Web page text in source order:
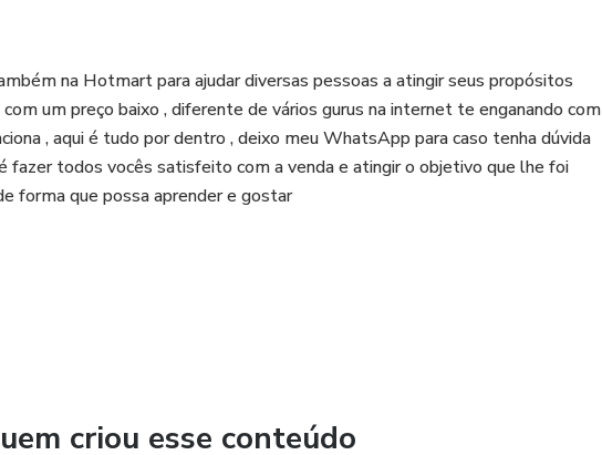
na Hotmart para ajudar diversas pessoas a atingir seus propósitos
um preço baixo , diferente de vários gurus na internet te enganando com
, aqui é tudo por dentro , deixo meu WhatsApp para caso tenha dúvida
fazer todos vocês satisfeito com a venda e atingir o objetivo que lhe foi
forma que possa aprender e gostar
criou esse conteúdo